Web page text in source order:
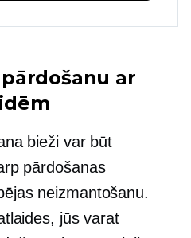
ar
bieži var būt
pārdošanas
neizmantošanu.
jūs varat